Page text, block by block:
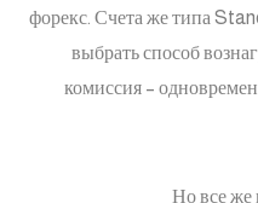
форекс. Счета же типа
выбрать способ
комиссия –
Но все же